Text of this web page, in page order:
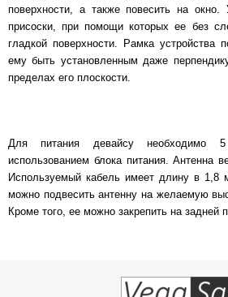
поверхности, а также повесить на
присоски, при помощи которых ее без
гладкой поверхности. Рамка устройства
ему быть установленным даже
пределах его плоскости.
Для питания девайсу необходимо
использованием блока питания. Антенна
Используемый кабель имеет длину в 1,8
можно подвесить антенну на желаемую
Кроме того, ее можно закрепить на задней